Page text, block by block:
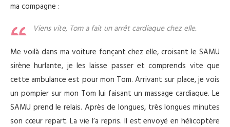
ma compagne :
Viens vite, Tom a fait un arrêt cardiaque chez elle.
Me voilà dans ma voiture fonçant chez elle, croisant le SAMU
sirène hurlante, je les laisse passer et comprends vite que
cette ambulance est pour mon Tom. Arrivant sur place, je vois
un pompier sur mon Tom lui faisant un massage cardiaque. Le
SAMU prend le relais. Après de longues, très longues minutes
son cœur repart. La vie l’a repris. Il est envoyé en hélicoptère